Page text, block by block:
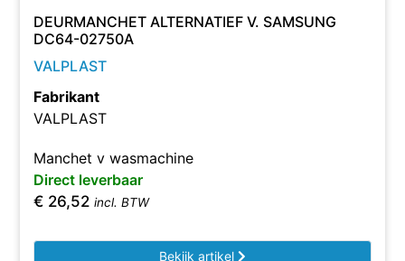
DEURMANCHET ALTERNATIEF V. SAMSUNG
DC64-02750A
VALPLAST
Fabrikant
VALPLAST
Manchet v wasmachine
Direct leverbaar
€ 26,52 incl. BTW
Bekijk artikel